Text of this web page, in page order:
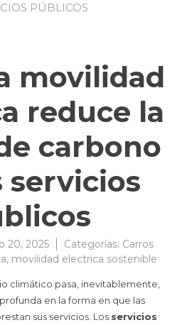
PÚBLICOS
movilidad
reduce la
carbono
servicios
20, 2025 Categorías: Carros
, movilidad electrica sostenible
climático pasa, inevitablemente,
en la forma en que las
sus servicios. Los servicios